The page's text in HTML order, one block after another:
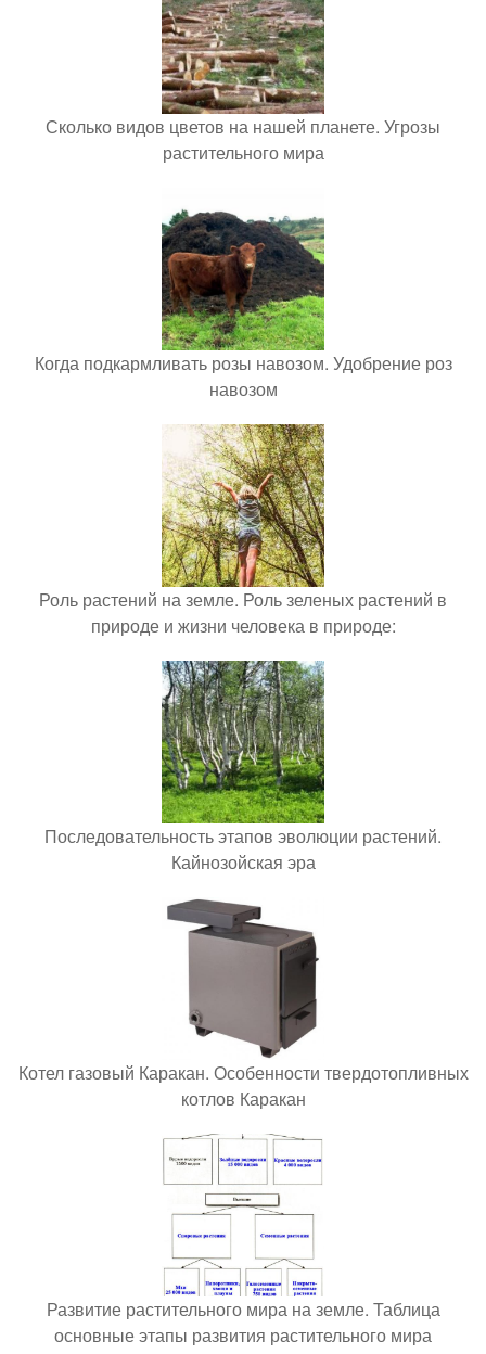
Сколько видов цветов на нашей планете. Угрозы
растительного мира
Когда подкармливать розы навозом. Удобрение роз
навозом
Роль растений на земле. Роль зеленых растений в
природе и жизни человека в природе:
Последовательность этапов эволюции растений.
Кайнозойская эра
Котел газовый Каракан. Особенности твердотопливных
котлов Каракан
Развитие растительного мира на земле. Таблица
основные этапы развития растительного мира